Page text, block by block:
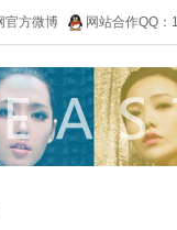
官方微博 网站合作QQ